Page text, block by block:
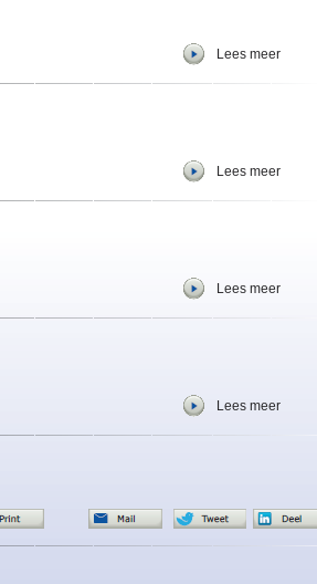
Lees meer
Lees meer
Lees meer
Lees meer